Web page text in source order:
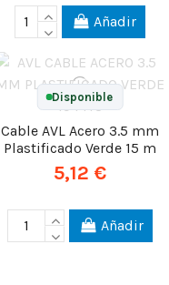
Añadir
Disponible
Cable AVL Acero 3.5 mm
Plastificado Verde 15 m
5,12 €
Añadir